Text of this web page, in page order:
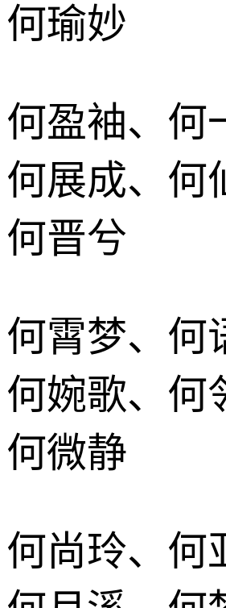
何瑜妙
何盈袖、何
何展成、何
何晋兮
何霄梦、何
何婉歌、何
何微静
何尚玲、何